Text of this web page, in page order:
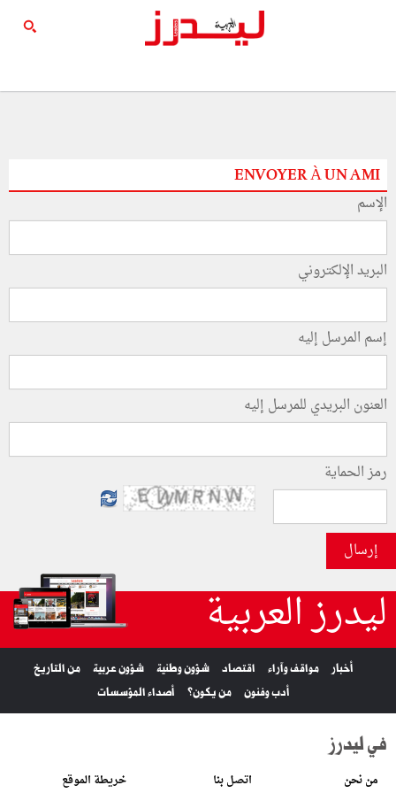
ENVOYER À UN AMI
الإسم
البريد الإلكتروني
إسم المرسل إليه
العنون البريدي للمرسل إليه
رمز الحماية
إرسال
ليدرز العربية
أخبار مواقف وآراء اقتصاد شؤون وطنية شؤون عربية
من التاريخ
أدب وفنون
من يكون؟ أصداء المؤسسات
في ليدرز
من نحن اتصل بنا خريطة الموقع